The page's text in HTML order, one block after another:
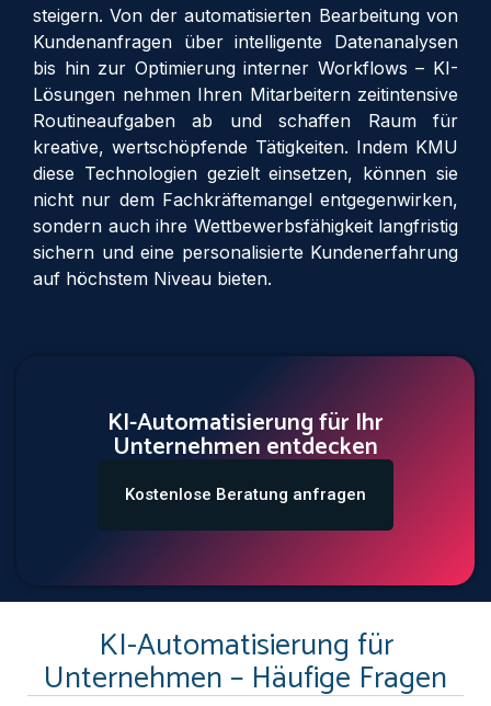
steigern. Von der automatisierten Bearbeitung von
Kundenanfragen über intelligente Datenanalysen
bis hin zur Optimierung interner Workflows – KI-
Lösungen nehmen Ihren Mitarbeitern zeitintensive
Routineaufgaben ab und schaffen Raum für
kreative, wertschöpfende Tätigkeiten. Indem KMU
diese Technologien gezielt einsetzen, können sie
nicht nur dem Fachkräftemangel entgegenwirken,
sondern auch ihre Wettbewerbsfähigkeit langfristig
sichern und eine personalisierte Kundenerfahrung
auf höchstem Niveau bieten.
KI-Automatisierung für Ihr
Unternehmen entdecken
Kostenlose Beratung anfragen
KI-Automatisierung für
Unternehmen – Häufige Fragen